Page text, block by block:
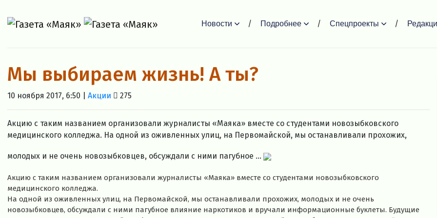
Новости Подробнее Спецпроекты
Мы выбираем жизнь! А ты?
10 ноября 2017, 6:50 | Акции 275
Акцию с таким названием организовали журналисты «Маяка» вместе со студентами новозыбковского
медицинского колледжа. На одной из оживленных улиц, на Первомайской, мы останавливали прохожих,
молодых и не очень новозыбковцев, обсуждали с ними пагубное ...
Акцию с таким названием организовали журналисты «Маяка» вместе со студентами новозыбковского
медицинского колледжа.
На одной из оживленных улиц, на Первомайской, мы останавливали прохожих, молодых и не очень
новозыбковцев, обсуждали с ними пагубное влияние наркотиков и вручали информационные буклеты. Будущие